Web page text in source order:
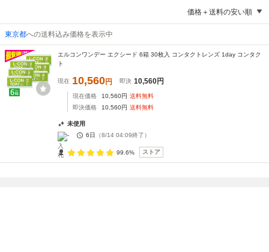
価格＋送料の安い順
東京都への送料込み価格を表示中
エルコンワンデー エクシード 6箱 30枚入 コンタクトレンズ 1day コンタク
ト
現在 10,560円 即決 10,560円
現在価格 10,560円 送料無料
即決価格
10,560円 送料無料
未使用
-
6日 （8/14 04:09終了）
99.6% ストア